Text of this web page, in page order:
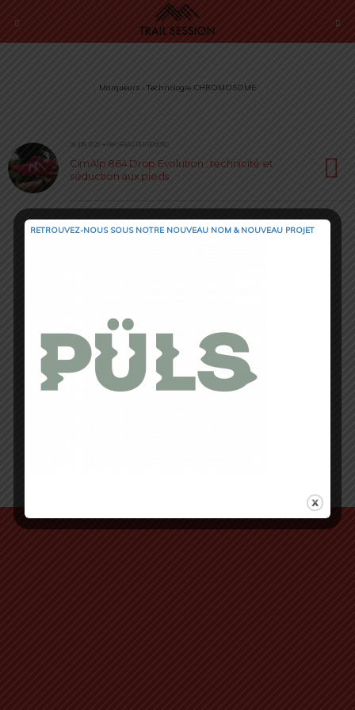
Marqueurs › Technologie CHROMOSOME
26 JUIN 2020 • PAR SÉBASTIEN RÉMOND
CimAlp 864 Drop Evolution : technicité et
séduction aux pieds
RETROUVEZ-NOUS SOUS NOTRE NOUVEAU NOM & NOUVEAU PROJET